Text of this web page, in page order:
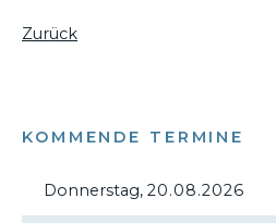
Zurück
KOMMENDE TERMINE
Donnerstag, 20.08.2026